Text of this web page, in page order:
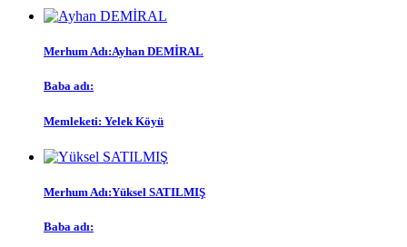
Merhum Adı:Ayhan DEMİRAL
Baba adı:
Memleketi: Yelek Köyü
Merhum Adı:Yüksel SATILMIŞ
Baba adı: